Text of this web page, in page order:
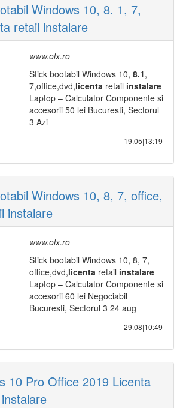
Windows 10, 8. 1, 7,
retail instalare
www.olx.ro
Stick bootabil Windows 10, 8.1,
7,office,dvd,licenta retail instalare
Laptop – Calculator Componente si
accesorii 50 lei Bucuresti, Sectorul
3 Azi
19.05|13:19
Windows 10, 8, 7, office,
instalare
www.olx.ro
Stick bootabil Windows 10, 8, 7,
office,dvd,licenta retail instalare
Laptop – Calculator Componente si
accesorii 60 lei Negociabil
Bucuresti, Sectorul 3 24 aug
29.08|10:49
10 Pro Office 2019 Licenta